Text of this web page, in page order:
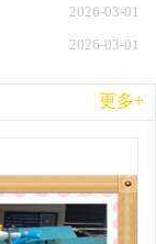
2026-03-01
2026-03-01
更多+